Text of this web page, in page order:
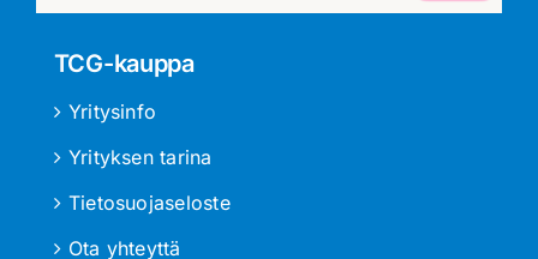
TCG-kauppa
Yritysinfo
Yrityksen tarina
Tietosuojaseloste
Ota yhteyttä